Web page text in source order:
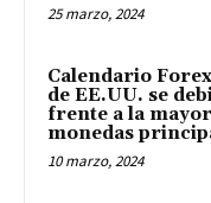
25 marzo, 2024
Calendario
de EE.UU. se
frente a la
monedas
10 marzo, 2024